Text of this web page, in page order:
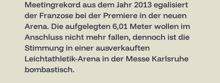
Meetingrekord aus dem Jahr 2013 egalisiert
der Franzose bei der Premiere in der neuen
Arena. Die aufgelegten 6,01 Meter wollen im
Anschluss nicht mehr fallen, dennoch ist die
Stimmung in einer ausverkauften
Leichtathletik-Arena in der Messe Karlsruhe
bombastisch.